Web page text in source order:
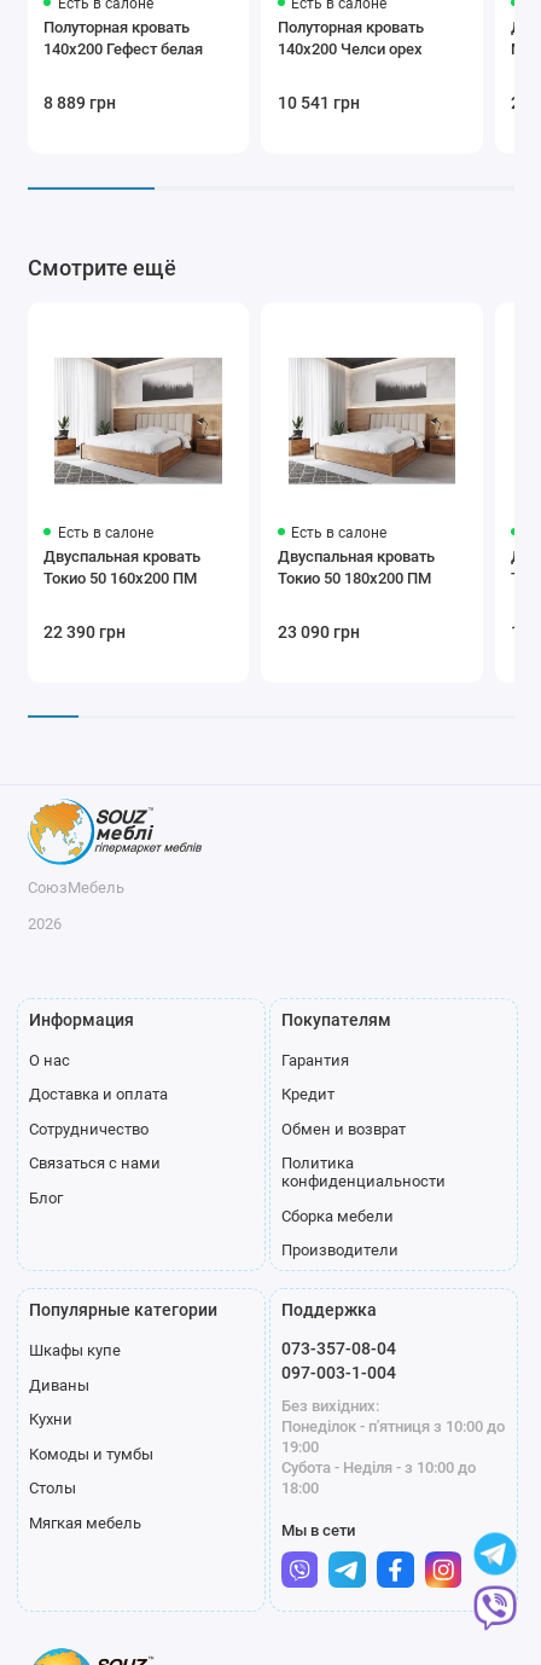
Есть в салоне
Полуторная кровать
140х200 Гефест белая
8 889 грн
Есть в салоне
Полуторная кровать
140х200 Челси орех
10 541 грн 23
Смотрите ещё
Есть в салоне
Двуспальная кровать
Токио 50 160х200 ПМ
22 390 грн
Есть в салоне
Двуспальная кровать
Токио 50 180х200 ПМ
23 090 грн 14
СоюзМебель
2026
Информация
О нас
Доставка и оплата
Сотрудничество
Связаться с нами
Блог
Покупателям
Гарантия
Кредит
Обмен и возврат
Политика
конфиденциальности
Сборка мебели
Производители
Популярные категории
Шкафы купе
Диваны
Кухни
Комоды и тумбы
Столы
Мягкая мебель
Поддержка
073-357-08-04
097-003-1-004
Без вихідних:
Понеділок - п'ятниця з 10:00 до
19:00
Субота - Неділя - з 10:00 до
18:00
Мы в сети